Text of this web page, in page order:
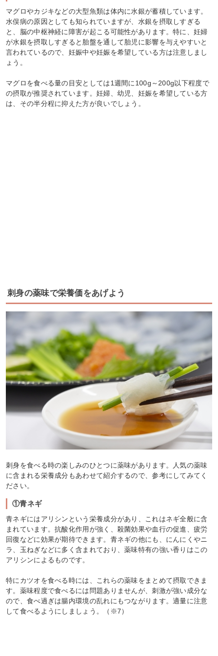
マグロやカジキなどの大型魚類は体内に水銀が蓄積しています。
水俣病の原因としても知られていますが、水銀を摂取しすぎる
と、脳の中枢神経に障害が起こる可能性があります。特に、妊婦
が水銀を摂取しすぎると胎盤を通して胎児に影響を与えやすいと
言われているので、妊娠中や妊娠を希望している方は注意しまし
ょう。
マグロを食べる量の目安としては1週間に100g～200g以下程度で
の摂取が推奨されています。妊婦、幼児、妊娠を希望している方
は、その半分程に抑えた方が良いでしょう。
刺身の薬味で栄養価をあげよう
刺身を食べる時の楽しみのひとつに薬味があります。人気の薬味
に含まれる栄養成分もあわせて紹介するので、参考にしてみてく
ださい。
①青ネギ
青ネギにはアリシンという栄養成分があり、これはネギ全般に含
まれています。抗酸化作用が強く、殺菌効果や血行の促進、疲労
回復などに効果が期待できます。青ネギの他にも、にんにくやニ
ラ、玉ねぎなどに多く含まれており、薬味特有の強い香りはこの
アリシンによるものです。
特にカツオを食べる時には、これらの薬味をまとめて摂取できま
す。薬味程度で食べるには問題ありませんが、刺激が強い成分な
ので、食べ過ぎは腸内環境の乱れにもつながります。適量に注意
して食べるようにしましょう。（※7）